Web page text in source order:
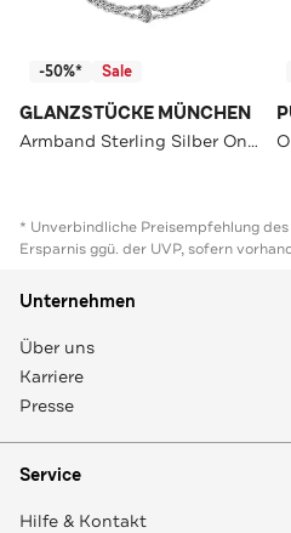
-50%* Sale
GLANZSTÜCKE MÜNCHEN
Armband Sterling Silber OneColor
* Unverbindliche Preisempfehlung
Ersparnis ggü. der UVP, sofern
Unternehmen
Über uns
Karriere
Presse
Service
Hilfe & Kontakt